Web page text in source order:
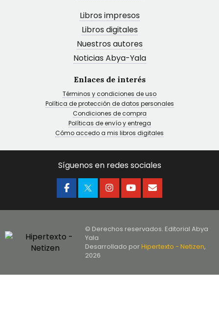
Libros impresos
Libros digitales
Nuestros autores
Noticias Abya-Yala
Enlaces de interés
Términos y condiciones de uso
Política de protección de datos personales
Condiciones de compra
Políticas de envío y entrega
Cómo accedo a mis libros digitales
Síguenos en redes sociales
© Derechos reservados. Editorial Abya
Yala
Desarrollado porHipertexto - Netizen,
2026